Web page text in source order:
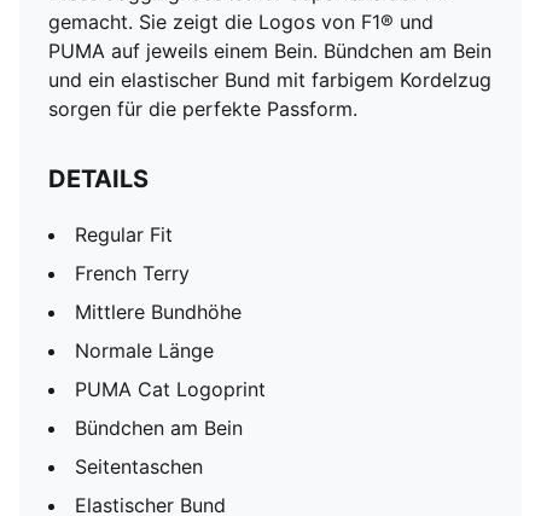
gemacht. Sie zeigt die Logos von F1® und
PUMA auf jeweils einem Bein. Bündchen am Bein
und ein elastischer Bund mit farbigem Kordelzug
sorgen für die perfekte Passform.
DETAILS
Regular Fit
French Terry
Mittlere Bundhöhe
Normale Länge
PUMA Cat Logoprint
Bündchen am Bein
Seitentaschen
Elastischer Bund